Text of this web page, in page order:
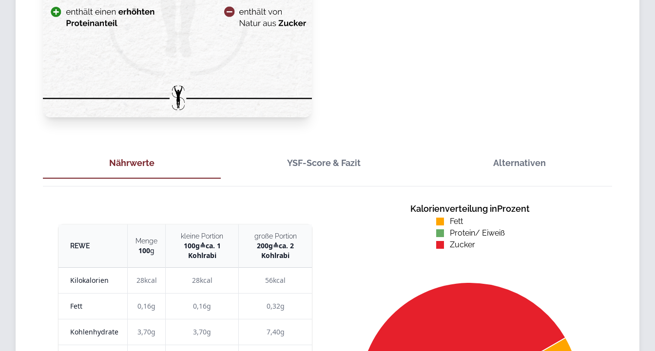
Nährwerte YSF-Score & Fazit Alternativen
REWE
Menge
100g
kleine Portion
100g≙ca. 1
Kohlrabi
große Portion
200g≙ca. 2
Kohlrabi
Kilokalorien 28kcal 28kcal 56kcal
Fett 0,16g 0,16g 0,32g
Kohlenhydrate 3,70g 3,70g 7,40g
Kalorienverteilung inProzent
Fett
Protein/ Eiweiß
Zucker